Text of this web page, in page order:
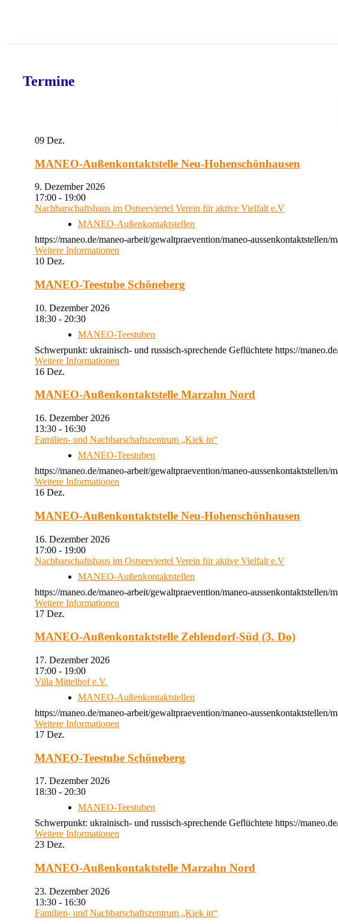
Termine
09 Dez.
MANEO-Außenkontaktstelle Neu-Hohenschönhausen
9. Dezember 2026
17:00 - 19:00
Nachbarschaftshaus im Ostseeviertel Verein für aktive Vielfalt e.V
MANEO-Außenkontaktstellen
https://maneo.de/maneo-arbeit/gewaltpraevention/maneo-aussenkontaktstellen/
Weitere Informationen
10 Dez.
MANEO-Teestube Schöneberg
10. Dezember 2026
18:30 - 20:30
MANEO-Teestuben
Schwerpunkt: ukrainisch- und russisch-sprechende Geflüchtete https://
Weitere Informationen
16 Dez.
MANEO-Außenkontaktstelle Marzahn Nord
16. Dezember 2026
13:30 - 16:30
Familien- und Nachbarschaftszentrum „Kiek in“
MANEO-Teestuben
https://maneo.de/maneo-arbeit/gewaltpraevention/maneo-aussenkontaktstellen/
Weitere Informationen
16 Dez.
MANEO-Außenkontaktstelle Neu-Hohenschönhausen
16. Dezember 2026
17:00 - 19:00
Nachbarschaftshaus im Ostseeviertel Verein für aktive Vielfalt e.V
MANEO-Außenkontaktstellen
https://maneo.de/maneo-arbeit/gewaltpraevention/maneo-aussenkontaktstellen/
Weitere Informationen
17 Dez.
MANEO-Außenkontaktstelle Zehlendorf-Süd (3. Do)
17. Dezember 2026
17:00 - 19:00
Villa Mittelhof e.V.
MANEO-Außenkontaktstellen
https://maneo.de/maneo-arbeit/gewaltpraevention/maneo-aussenkontaktstellen/
Weitere Informationen
17 Dez.
MANEO-Teestube Schöneberg
17. Dezember 2026
18:30 - 20:30
MANEO-Teestuben
Schwerpunkt: ukrainisch- und russisch-sprechende Geflüchtete https://
Weitere Informationen
23 Dez.
MANEO-Außenkontaktstelle Marzahn Nord
23. Dezember 2026
13:30 - 16:30
Familien- und Nachbarschaftszentrum „Kiek in“